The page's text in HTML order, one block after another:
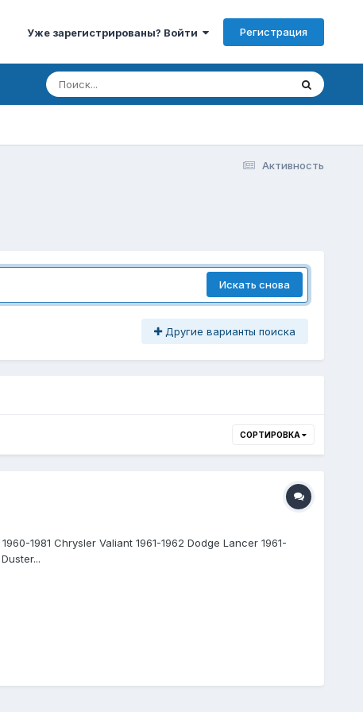
Уже зарегистрированы? Войти Регистрация
Активность
Искать снова
Другие варианты поиска
СОРТИРОВКА
1981 Chrysler Valiant 1961-1962 Dodge Lancer 1961-